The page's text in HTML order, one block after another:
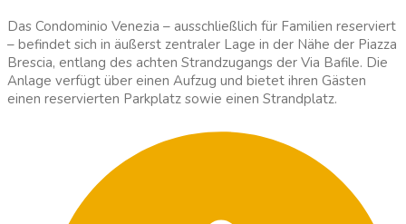
Das Condominio Venezia – ausschließlich für Familien reserviert
– befindet sich in äußerst zentraler Lage in der Nähe der Piazza
Brescia, entlang des achten Strandzugangs der Via Bafile. Die
Anlage verfügt über einen Aufzug und bietet ihren Gästen
einen reservierten Parkplatz sowie einen Strandplatz.